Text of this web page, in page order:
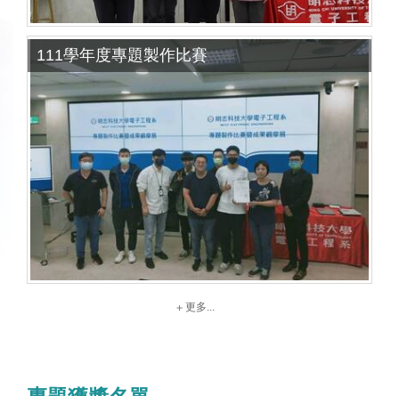
111學年度專題製作比賽
更多...